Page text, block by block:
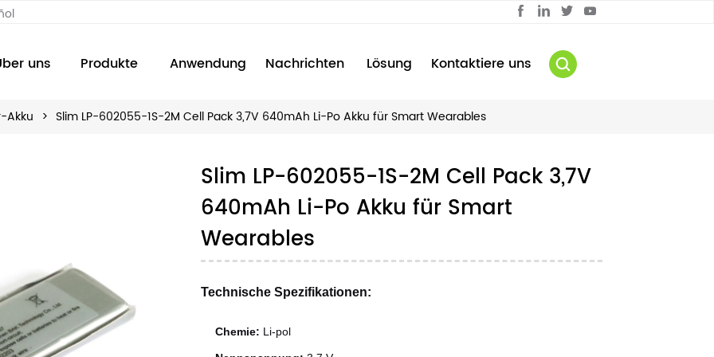
uns Produkte Anwendung Nachrichten Lösung Kontaktiere uns
Akku > Slim LP-602055-1S-2M Cell Pack 3,7V 640mAh Li-Po Akku für Smart Wearables
Slim LP-602055-1S-2M Cell Pack 3,7V
640mAh Li-Po Akku für Smart
Wearables
Technische Spezifikationen:
Chemie: Li-pol